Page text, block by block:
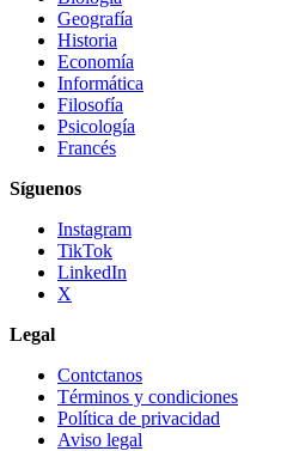
Geografía
Historia
Economía
Informática
Filosofía
Psicología
Francés
Síguenos
Instagram
TikTok
LinkedIn
X
Legal
Contctanos
Términos y condiciones
Política de privacidad
Aviso legal